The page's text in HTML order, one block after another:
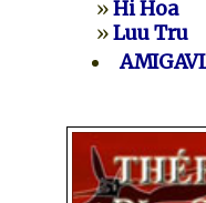
»Hi Hoa
»Luu Tru